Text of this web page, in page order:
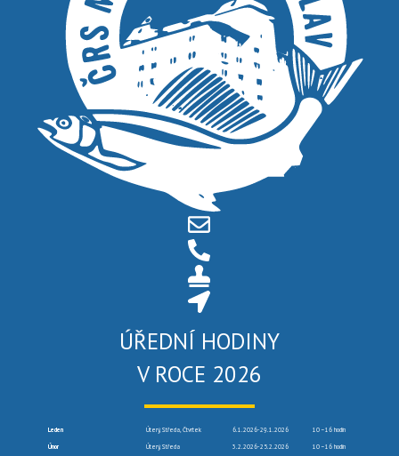
ÚŘEDNÍ HODINY
V ROCE 2026
Leden Úterý, Středa, Čtvrtek 6.1.2026-29.1.2026 10 –16 hodin
Únor Úterý, Středa 3.2.2026-25.2.2026 10 –16 hodin